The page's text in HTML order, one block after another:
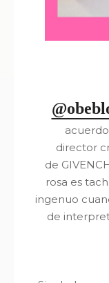
director
de
rosa es
ingenuo
de